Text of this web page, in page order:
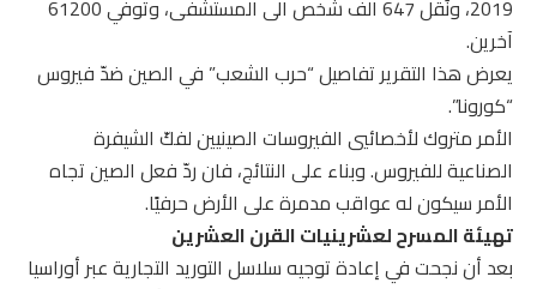
2019، ونُقل 647 الف شخص الى المستشفى، وتوفي 61200
آخرين.
يعرض هذا التقرير تفاصيل “حرب الشعب” في الصين ضدّ فيروس
“كورونا”.
الأمر متروك لأخصائيي الفيروسات الصينيين لفكّ الشيفرة
الصناعية للفيروس. وبناء على النتائج، فان ردّ فعل الصين تجاه
الأمر سيكون له عواقب مدمرة على الأرض حرفيًا.
تهيئة المسرح لعشرينيات القرن العشرين
بعد أن نجحت في إعادة توجيه سلاسل التوريد التجارية عبر أوراسيا